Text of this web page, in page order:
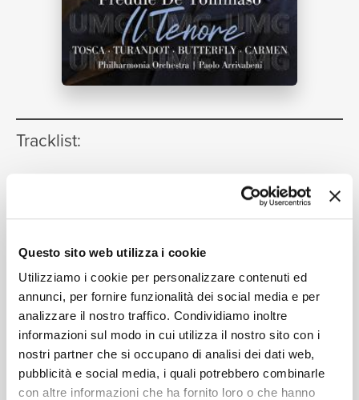
Questo sito web utilizza i cookie
Utilizziamo i cookie per personalizzare contenuti ed
annunci, per fornire funzionalità dei social media e per
analizzare il nostro traffico. Condividiamo inoltre
informazioni sul modo in cui utilizza il nostro sito con i
nostri partner che si occupano di analisi dei dati web,
pubblicità e social media, i quali potrebbero combinarle
con altre informazioni che ha fornito loro o che hanno
Tracklist:
02:08
Freddie De Tommaso, Philharmonia Orchestra, Paolo
Arrivabeni
Formati disponibili:
Digitale eSingle Video
Data di pubblicazione:20.05.2022
UPC:00028948531868
NEWS
RICERCA
CHI SIAMO
CONTATTI